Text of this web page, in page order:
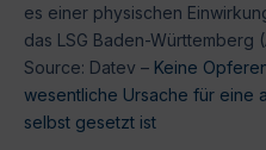
es einer physischen
das LSG Baden-Württemberg
Source: Datev – Keine
wesentliche Ursache für eine
selbst gesetzt ist